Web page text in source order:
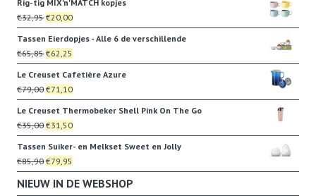
was:
€8,95.
is:
€6,71.
Rig-tig MIX'n'MATCH kopjes
€32,95Oorspronkelijke
prijs
was:
€32,95.
€20,00Huidige
prijs
is:
€20,00.
Tassen Eierdopjes - Alle 6 de verschillende
€65,85Oorspronkelijke
prijs
was:
€65,85.
€62,25
prijs
is:
€62,25.
Le Creuset Cafetière Azure
€79,00Oorspronkelijke
prijs
was:
€79,00.
€71,10Huidige
prijs
is:
€71,10.
Le Creuset Thermobeker Shell Pink On The Go
€35,00Oorspronkelijke
prijs
was:
€35,00.
€31,50Huidige
prijs
is:
€31,50.
Tassen Suiker- en Melkset Sweet en Jolly
€85,90Oorspronkelijke
prijs
was:
€79,95
prijs
is:
NIEUW IN DE WEBSHOP